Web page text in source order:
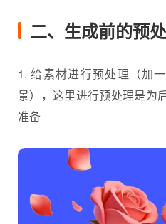
二、生成前的预
1. 给素材进行预处理（加
景），这里进行预处理是为
准备